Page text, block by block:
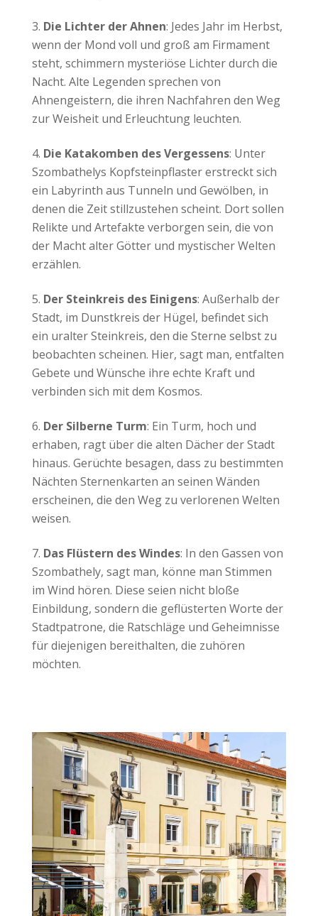
Die Lichter der Ahnen: Jedes Jahr im Herbst,
wenn der Mond voll und groß am Firmament
steht, schimmern mysteriöse Lichter durch die
Nacht. Alte Legenden sprechen von
Ahnengeistern, die ihren Nachfahren den Weg
zur Weisheit und Erleuchtung leuchten.
Die Katakomben des Vergessens: Unter
Szombathelys Kopfsteinpflaster erstreckt sich
ein Labyrinth aus Tunneln und Gewölben, in
denen die Zeit stillzustehen scheint. Dort sollen
Relikte und Artefakte verborgen sein, die von
der Macht alter Götter und mystischer Welten
erzählen.
Der Steinkreis des Einigens: Außerhalb der
Stadt, im Dunstkreis der Hügel, befindet sich
ein uralter Steinkreis, den die Sterne selbst zu
beobachten scheinen. Hier, sagt man, entfalten
Gebete und Wünsche ihre echte Kraft und
verbinden sich mit dem Kosmos.
Der Silberne Turm: Ein Turm, hoch und
erhaben, ragt über die alten Dächer der Stadt
hinaus. Gerüchte besagen, dass zu bestimmten
Nächten Sternenkarten an seinen Wänden
erscheinen, die den Weg zu verlorenen Welten
weisen.
Das Flüstern des Windes: In den Gassen von
Szombathely, sagt man, könne man Stimmen
im Wind hören. Diese seien nicht bloße
Einbildung, sondern die geflüsterten Worte der
Stadtpatrone, die Ratschläge und Geheimnisse
für diejenigen bereithalten, die zuhören
möchten.